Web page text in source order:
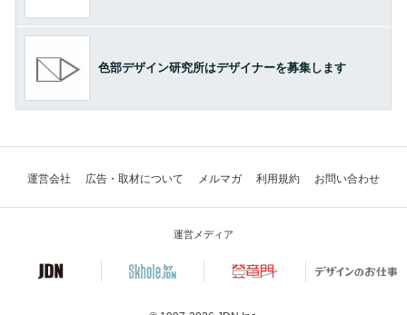
色部デザイン研究所はデザイナーを募集します
運営会社 広告・取材について メルマガ 利用規約 お問い合わせ
運営メディア